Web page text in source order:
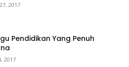
2017
Pendidikan Yang Penuh
2017